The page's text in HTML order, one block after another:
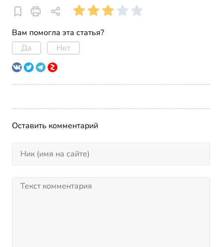
Вам помогла эта статья?
Да
Нет
Оставить комментарий